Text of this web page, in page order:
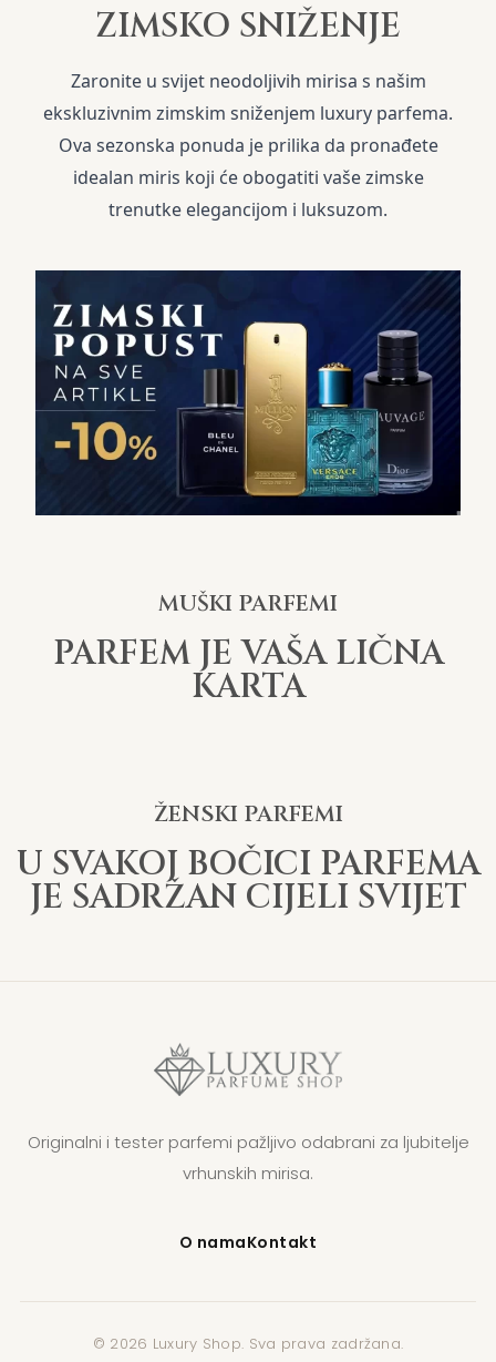
ZIMSKO SNIŽENJE
Zaronite u svijet neodoljivih mirisa s našim
ekskluzivnim zimskim sniženjem luxury parfema.
Ova sezonska ponuda je prilika da pronađete
idealan miris koji će obogatiti vaše zimske
trenutke elegancijom i luksuzom.
MUŠKI PARFEMI
PARFEM JE VAŠA LIČNA
KARTA
ŽENSKI PARFEMI
U SVAKOJ BOČICI PARFEMA
JE SADRŽAN CIJELI SVIJET
Originalni i tester parfemi pažljivo odabrani za ljubitelje
vrhunskih mirisa.
O namaKontakt
© 2026 Luxury Shop. Sva prava zadržana.